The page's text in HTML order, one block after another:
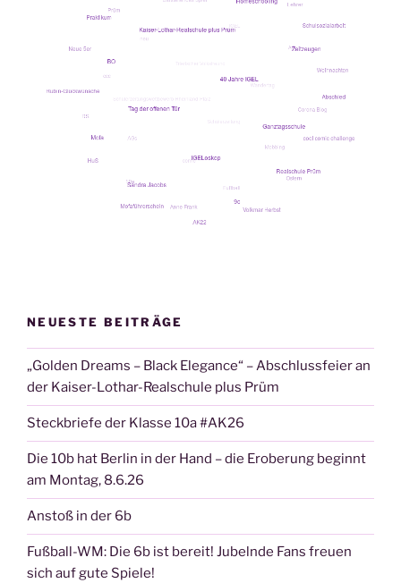
NEUESTE BEITRÄGE
„Golden Dreams – Black Elegance“ – Abschlussfeier an
der Kaiser-Lothar-Realschule plus Prüm
Steckbriefe der Klasse 10a #AK26
Die 10b hat Berlin in der Hand – die Eroberung beginnt
am Montag, 8.6.26
Anstoß in der 6b
Fußball-WM: Die 6b ist bereit! Jubelnde Fans freuen
sich auf gute Spiele!